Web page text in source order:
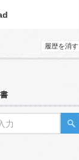
履歴を消す